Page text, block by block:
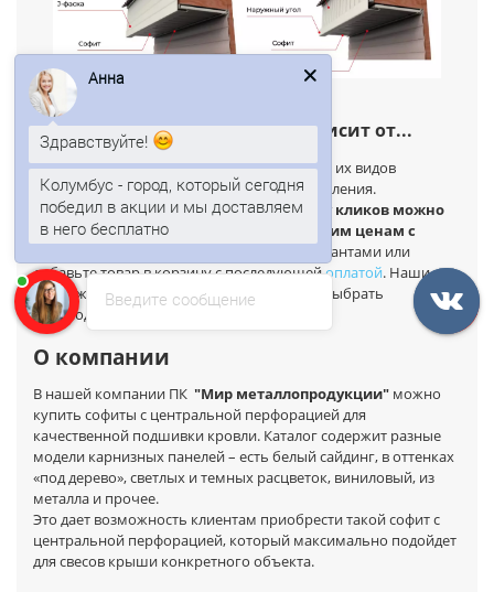
Цена центрального софита зависит от...
Цены на металлические софиты зависят от их видов
покрытий, размеров и материалов изготовления.
НаПК"Мир металлопродукции"в пару кликов можно
купить металлические софиты по низким ценам с
. Свяжитесь с нашими консультантами или
добавьте товар в корзину с последующейоплатой. Наши
менеджеры, доступные на сайте, помогут выбрать
необходимый товар и
оформить заказ
О компании
В нашей компании ПК "Мир металлопродукции" можно
купить софиты с центральной перфорацией для
качественной подшивки кровли. Каталог содержит разные
модели карнизных панелей – есть белый сайдинг, в оттенках
«под дерево», светлых и темных расцветок, виниловый, из
металла и прочее.
Это дает возможность клиентам приобрести такой софит с
центральной перфорацией, который максимально подойдет
для свесов крыши конкретного объекта.
Введите сообщение
Анна
Здравствуйте!
Колумбус - город, который сегодня
победил в акции и мы доставляем
в него бесплатно
Аннапечатает...